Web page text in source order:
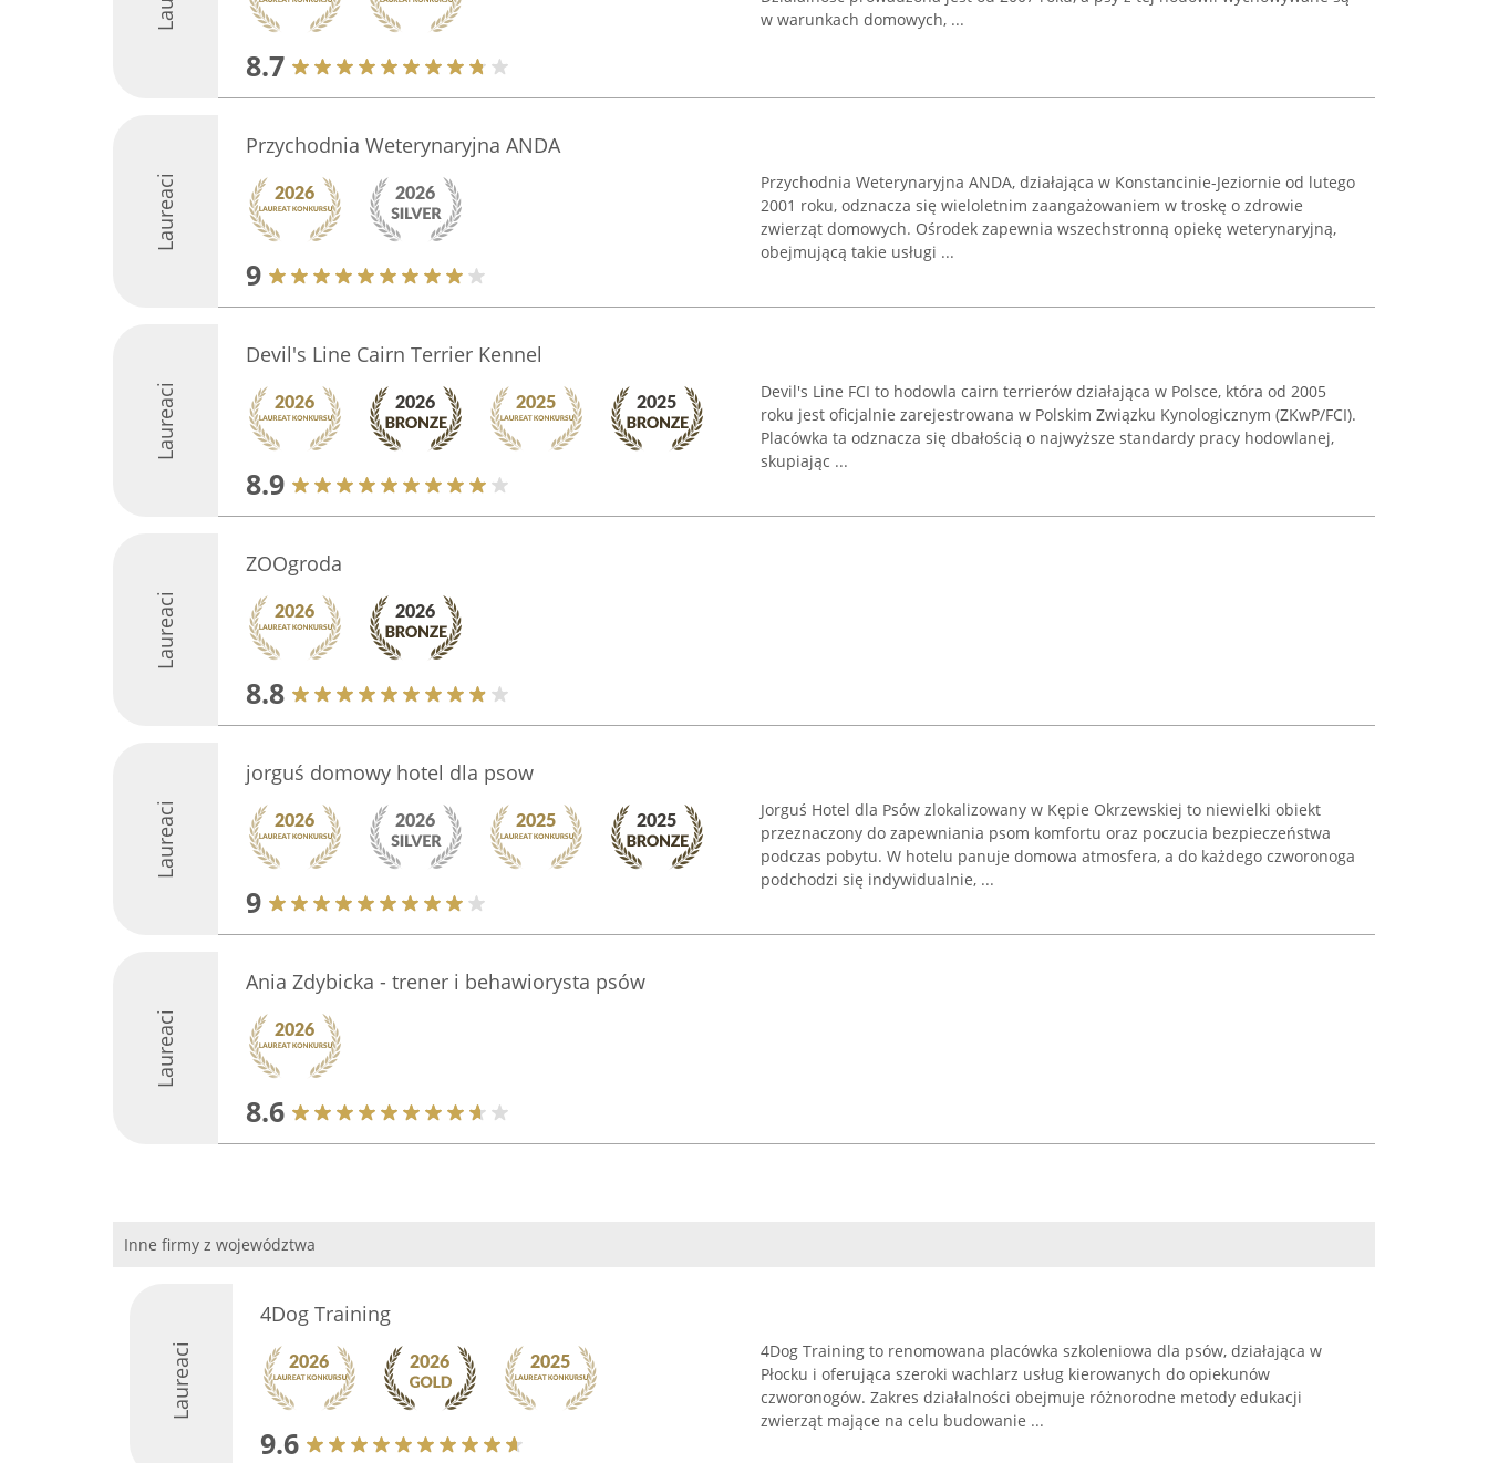
8.7
w warunkach domowych, ...
Laureaci
Przychodnia Weterynaryjna ANDA
9
Przychodnia Weterynaryjna ANDA, działająca w Konstancinie-Jeziornie od lutego
2001 roku, odznacza się wieloletnim zaangażowaniem w troskę o zdrowie
zwierząt domowych. Ośrodek zapewnia wszechstronną opiekę weterynaryjną,
obejmującą takie usługi ...
Laureaci
Devil's Line Cairn Terrier Kennel
8.9
Devil's Line FCI to hodowla cairn terrierów działająca w Polsce, która od 2005
roku jest oficjalnie zarejestrowana w Polskim Związku Kynologicznym (ZKwP/FCI).
Placówka ta odznacza się dbałością o najwyższe standardy pracy hodowlanej,
skupiając ...
Laureaci
ZOOgroda
8.8
Laureaci
jorguś domowy hotel dla psow
9
Jorguś Hotel dla Psów zlokalizowany w Kępie Okrzewskiej to niewielki obiekt
przeznaczony do zapewniania psom komfortu oraz poczucia bezpieczeństwa
podczas pobytu. W hotelu panuje domowa atmosfera, a do każdego czworonoga
podchodzi się indywidualnie, ...
Laureaci
Ania Zdybicka - trener i behawiorysta psów
8.6
Inne firmy z województwa
Laureaci
4Dog Training
9.6
4Dog Training to renomowana placówka szkoleniowa dla psów, działająca w
Płocku i oferująca szeroki wachlarz usług kierowanych do opiekunów
czworonogów. Zakres działalności obejmuje różnorodne metody edukacji
zwierząt mające na celu budowanie ...